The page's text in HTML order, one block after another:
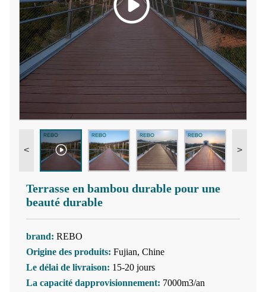
< >
Terrasse en bambou durable pour une
beauté durable
brand: REBO
Origine des produits: Fujian, Chine
Le délai de livraison: 15-20 jours
La capacité dapprovisionnement: 7000m3/an